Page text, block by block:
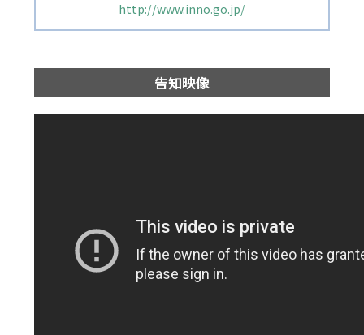
http://www.inno.go.jp/
告知映像